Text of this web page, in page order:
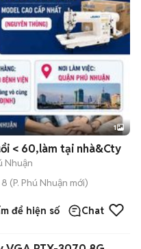
1
< 60,làm tại nhà&Cty
Nhuận
(P. Phú Nhuận mới)
để hiện số Chat